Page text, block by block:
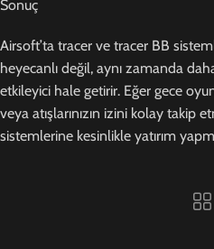
Sonuç
Airsoft’ta tracer ve tracer BB
heyecanlı değil, aynı zamanda
etkileyici hale getirir. Eğer gece
veya atışlarınızın izini kolay takip
sistemlerine kesinlikle yatırım